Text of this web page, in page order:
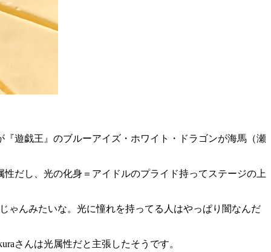
遊戯王』のブルーアイズ・ホワイト・ドラゴンが海馬（瀬
だし、光の化身＝アイドルのプライド持ってステージの上
ゃんみたいな。光に憧れを持ってる人はやっぱり闇なんだ
さんは光属性だと主張したそうです。